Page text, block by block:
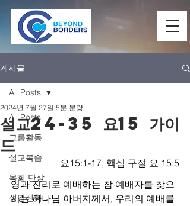
게시물
All Posts
그룹활동
설교복습
목회 단상
성경신학
All Posts
설교24-35 요15 가이
드
2024년 7월 27일 5분 분량
요15:1-17, 핵심 구절 요 15:5
영과 진리로 예배하는 참 예배자를 찾으
시는 하나님 아버지께서, 우리의 예배를